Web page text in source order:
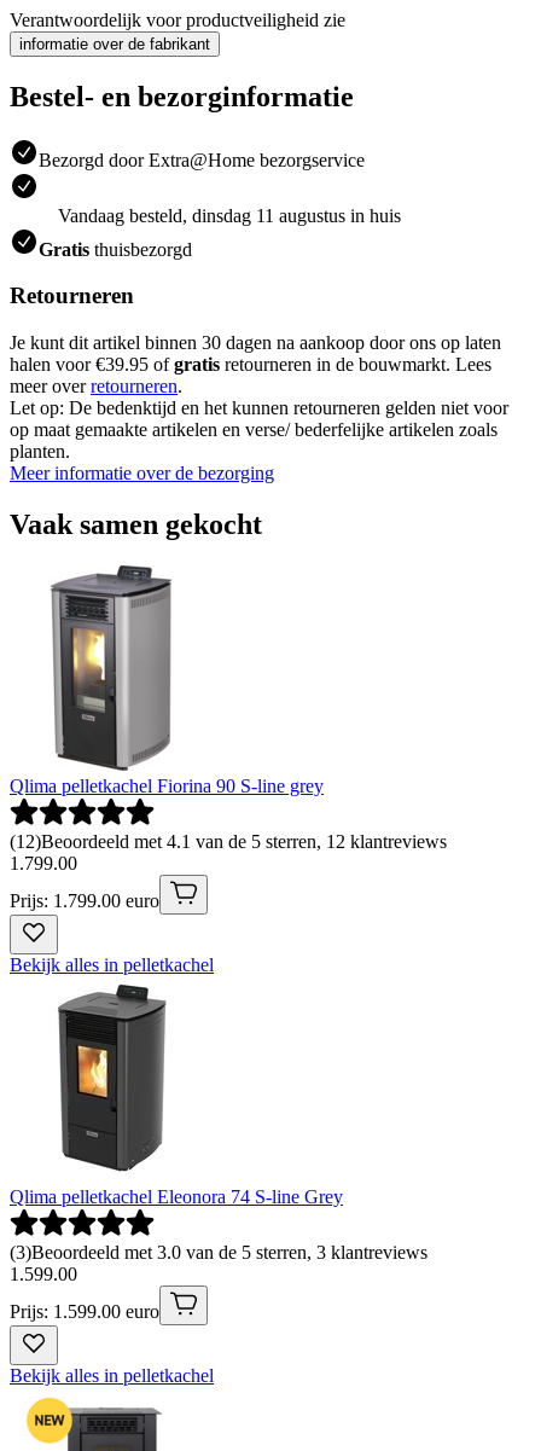
Verantwoordelijk voor productveiligheid zie
informatie over de fabrikant
Bestel- en bezorginformatie
Bezorgd door Extra@Home bezorgservice
Vandaag besteld, dinsdag 11 augustus in huis
Gratis thuisbezorgd
Retourneren
Je kunt dit artikel binnen 30 dagen na aankoop door ons op laten
halen voor €39.95 ofgratis retourneren in de bouwmarkt. Lees
meer overretourneren.
Let op: De bedenktijd en het kunnen retourneren gelden niet voor
op maat gemaakte artikelen en verse/ bederfelijke artikelen zoals
planten.
Meer informatie over de bezorging
Vaak samen gekocht
Qlima pelletkachel Fiorina 90 S-line grey
(12)Beoordeeld met 4.1 van de 5 sterren, 12 klantreviews
1 .799.00
Prijs: 1.799.00 euro
Bekijk alles in pelletkachel
Qlima pelletkachel Eleonora 74 S-line Grey
(3)Beoordeeld met 3.0 van de 5 sterren, 3 klantreviews
1 .599.00
Prijs: 1.599.00 euro
Bekijk alles in pelletkachel